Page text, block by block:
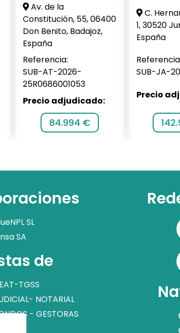
Av. de la
Constitución, 55, 06400
Don Benito, Badajoz,
España
Referencia:
SUB-AT-2026-
25R0686001053
Precio adjudicado:
84.994 €
C.
1, 30520
España
SUB-JA-
Precio
SL
SA
de
TGSS
NOTARIAL
- GESTORAS